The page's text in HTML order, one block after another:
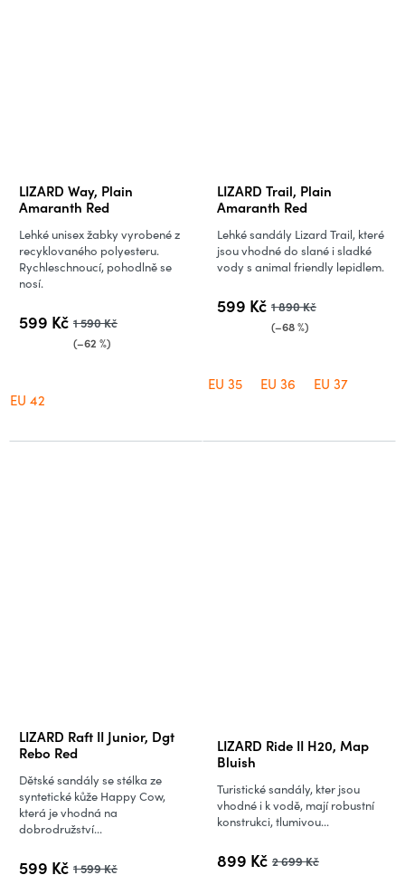
LIZARD Way, Plain
Amaranth Red
599 Kč 1 590 Kč
(–62 %)
Lehké unisex žabky vyrobené z
recyklovaného polyesteru.
Rychleschnoucí, pohodlně se
nosí.
EU 42
LIZARD Trail, Plain
Amaranth Red
599 Kč 1 890 Kč
(–68 %)
Lehké sandály Lizard Trail, které
jsou vhodné do slané i sladké
vody s animal friendly lepidlem.
EU 35 EU 36 EU 37
LIZARD Raft II Junior, Dgt
Rebo Red
hodnocení
produktu
je
5,0
5
599 Kč 1 599 Kč
Dětské sandály se stélka ze
syntetické kůže Happy Cow,
která je vhodná na
dobrodružství...
LIZARD Ride II H20, Map
Bluish
899 Kč 2 699 Kč
Turistické sandály, kter jsou
vhodné i k vodě, mají robustní
konstrukci, tlumivou...